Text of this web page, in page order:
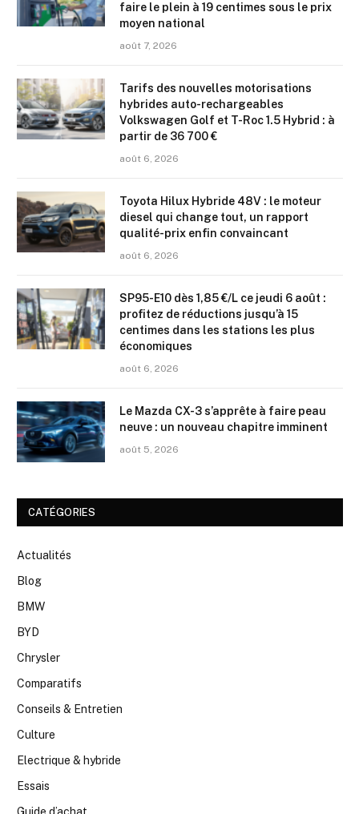
faire le plein à 19 centimes sous le prix
moyen national
août 7, 2026
Tarifs des nouvelles motorisations
hybrides auto-rechargeables
Volkswagen Golf et T-Roc 1.5 Hybrid : à
partir de 36 700 €
août 6, 2026
Toyota Hilux Hybride 48V : le moteur
diesel qui change tout, un rapport
qualité-prix enfin convaincant
août 6, 2026
SP95-E10 dès 1,85 €/L ce jeudi 6 août :
profitez de réductions jusqu’à 15
centimes dans les stations les plus
économiques
août 6, 2026
Le Mazda CX-3 s’apprête à faire peau
neuve : un nouveau chapitre imminent
août 5, 2026
CATÉGORIES
Actualités
Blog
BMW
BYD
Chrysler
Comparatifs
Conseils & Entretien
Culture
Electrique & hybride
Essais